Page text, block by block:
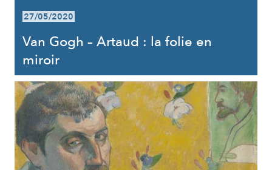
27/05/2020
Van Gogh – Artaud : la folie en
miroir